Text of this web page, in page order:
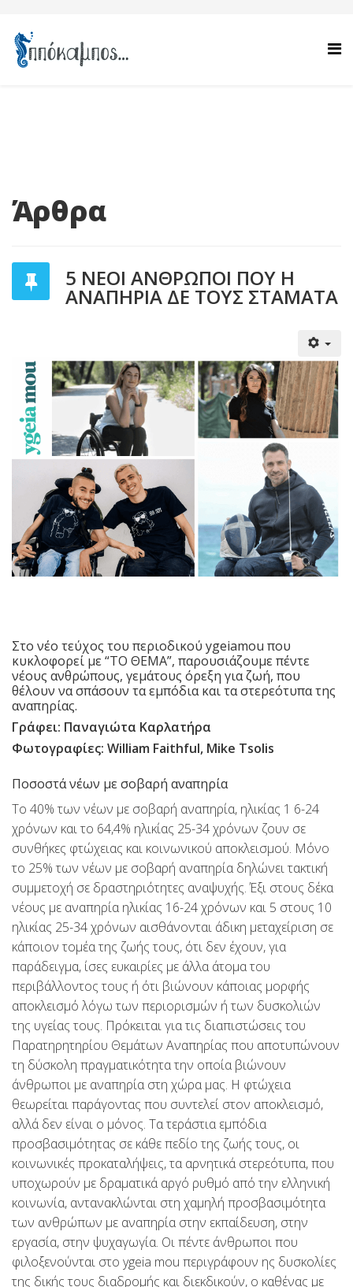
Άρθρα
5 ΝΕΟΙ ΑΝΘΡΩΠΟΙ ΠΟΥ Η
ΑΝΑΠΗΡΙΑ ΔΕ ΤΟΥΣ ΣΤΑΜΑΤΑ
Στο νέο τεύχος του περιοδικού ygeiamou που
κυκλοφορεί με “ΤΟ ΘΕΜΑ”, παρουσιάζουμε πέντε
νέους ανθρώπους, γεμάτους όρεξη για ζωή, που
θέλουν να σπάσουν τα εμπόδια και τα στερεότυπα της
αναπηρίας.
Γράφει: Παναγιώτα Καρλατήρα
Φωτογραφίες: William Faithful, Mike Tsolis
Ποσοστά νέων με σοβαρή αναπηρία
Το 40% των νέων με σοβαρή αναπηρία, ηλικίας 1 6-24
χρόνων και το 64,4% ηλικίας 25-34 χρόνων ζουν σε
συνθήκες φτώχειας και κοινωνικού αποκλεισμού. Μόνο
το 25% των νέων με σοβαρή αναπηρία δηλώνει τακτική
συμμετοχή σε δραστηριότητες αναψυχής. Έξι στους δέκα
νέους με αναπηρία ηλικίας 16-24 χρόνων και 5 στους 10
ηλικίας 25-34 χρόνων αισθάνονται άδικη μεταχείριση σε
κάποιον τομέα της ζωής τους, ότι δεν έχουν, για
παράδειγμα, ίσες ευκαιρίες με άλλα άτομα του
περιβάλλοντος τους ή ότι βιώνουν κάποιας μορφής
αποκλεισμό λόγω των περιορισμών ή των δυσκολιών
της υγείας τους. Πρόκειται για τις διαπιστώσεις του
Παρατηρητηρίου Θεμάτων Αναπηρίας που αποτυπώνουν
τη δύσκολη πραγματικότητα την οποία βιώνουν
άνθρωποι με αναπηρία στη χώρα μας. Η φτώχεια
θεωρείται παράγοντας που συντελεί στον αποκλεισμό,
αλλά δεν είναι ο μόνος. Τα τεράστια εμπόδια
προσβασιμότητας σε κάθε πεδίο της ζωής τους, οι
κοινωνικές προκαταλήψεις, τα αρνητικά στερεότυπα, που
υποχωρούν με δραματικά αργό ρυθμό από την ελληνική
κοινωνία, αντανακλώνται στη χαμηλή προσβασιμότητα
των ανθρώπων με αναπηρία στην εκπαίδευση, στην
εργασία, στην ψυχαγωγία. Οι πέντε άνθρωποι που
φιλοξενούνται στο ygeia mou περιγράφουν ης δυσκολίες
της δικής τους διαδρομής και διεκδικούν, ο καθένας με